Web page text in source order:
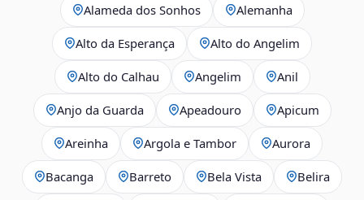
Alameda dos Sonhos Alemanha
Alto da Esperança Alto do Angelim
Alto do Calhau Angelim Anil
Anjo da Guarda Apeadouro Apicum
Areinha Argola e Tambor Aurora
Bacanga Barreto Bela Vista Belira